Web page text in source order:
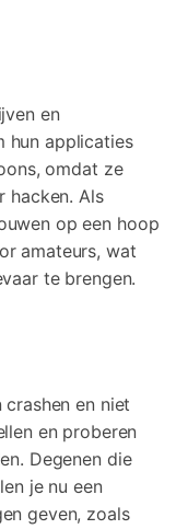
en
hun applicaties
omdat ze
hacken. Als
op een hoop
amateurs, wat
te brengen.
en niet
en proberen
Degenen die
je nu een
geven, zoals